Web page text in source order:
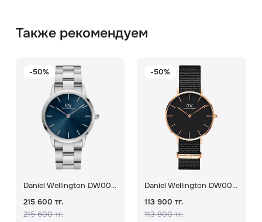
Также рекомендуем
-50%
Daniel Wellington DW00100458
215 600 тг.
215 600 тг.
-50%
Daniel Wellington DW00100215
113 900 тг.
113 900 тг.